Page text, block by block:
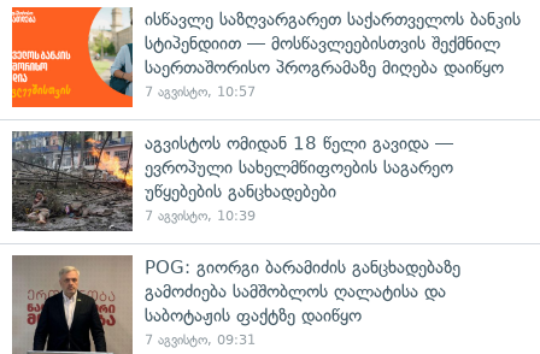
ისწავლე საზღვარგარეთ საქართველოს ბანკის
სტიპენდიით — მოსწავლეებისთვის შექმნილ
საერთაშორისო პროგრამაზე მიღება დაიწყო
7 აგვისტო, 10:57
აგვისტოს ომიდან 18 წელი გავიდა —
ევროპული სახელმწიფოების საგარეო
უწყებების განცხადებები
7 აგვისტო, 10:39
POG: გიორგი ბარამიძის განცხადებაზე
გამოძიება სამშობლოს ღალატისა და
საბოტაჟის ფაქტზე დაიწყო
7 აგვისტო, 09:31